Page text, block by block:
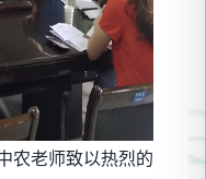
老师致以热烈的